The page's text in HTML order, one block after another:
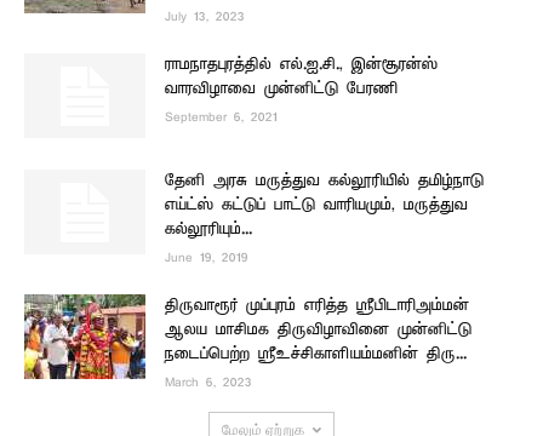
July 13, 2023
ராமநாதபுரத்தில் எல்.ஐ.சி., இன்சூரன்ஸ்
வாரவிழாவை முன்னிட்டு பேரணி
September 6, 2021
தேனி அரசு மருத்துவ கல்லூரியில் தமிழ்நாடு
எய்ட்ஸ் கட்டுப் பாட்டு வாரியமும், மருத்துவ
கல்லூரியும்...
June 19, 2019
திருவாரூர் முப்புரம் எரித்த ஸ்ரீபிடாரிஅம்மன்
ஆலய மாசிமக திருவிழாவினை முன்னிட்டு
நடைப்பெற்ற ஸ்ரீஉச்சிகாளியம்மனின் திரு...
March 6, 2023
மேலும் ஏற்றுக